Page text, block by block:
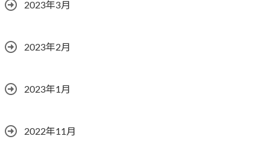
2023年3月
2023年2月
2023年1月
2022年11月